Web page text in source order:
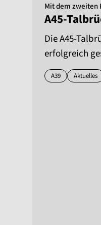
Mit dem zweiten
A45-
Die A45-
erfolgreich
A39 Aktuelles